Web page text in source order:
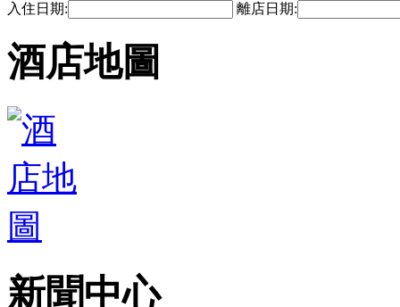
入住日期: 離店日期:
酒店地圖
新聞中心